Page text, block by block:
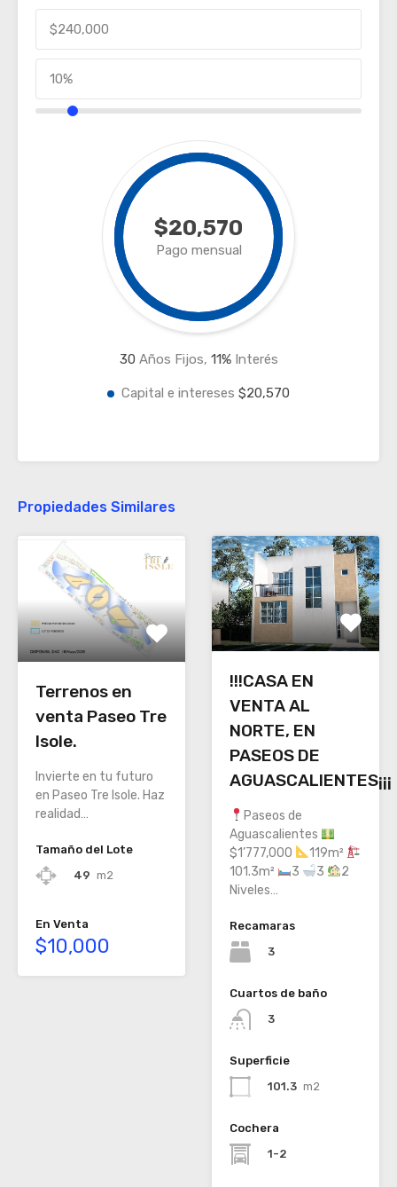
$20,570
Pago mensual
30 Años Fijos, 11%Interés
Capital e intereses $20,570
Propiedades Similares
Terrenos en
venta Paseo Tre
Isole.
Invierte en tu futuro
en Paseo Tre Isole. Haz
realidad…
Tamaño del Lote
49 m2
En Venta
$10,000
!!!CASA EN
VENTA AL
NORTE, EN
PASEOS DE
AGUASCALIENTES¡¡¡
Paseos de
Aguascalientes
$1’777,000
119m²
101.3m²
3 3
2
Niveles…
Recamaras
3
Cuartos de baño
3
Superficie
101.3 m2
Cochera
1-2